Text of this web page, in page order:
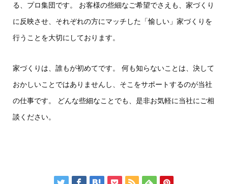
る、プロ集団です。 お客様の些細なご希望でさえも、家づくり
に反映させ、それぞれの方にマッチした「愉しい」家づくりを
行うことを大切にしております。
家づくりは、誰もが初めてです。 何も知らないことは、決して
おかしいことではありませんし、そこをサポートするのが当社
の仕事です。 どんな些細なことでも、是非お気軽に当社にご相
談ください。